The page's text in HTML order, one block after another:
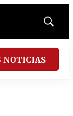
Mostrar